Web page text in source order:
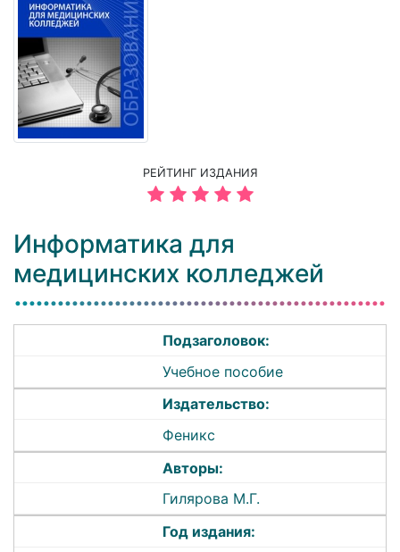
РЕЙТИНГ ИЗДАНИЯ
Информатика для
медицинских колледжей
Подзаголовок:
Учебное пособие
Издательство:
Феникс
Авторы:
Гилярова М.Г.
Год издания: